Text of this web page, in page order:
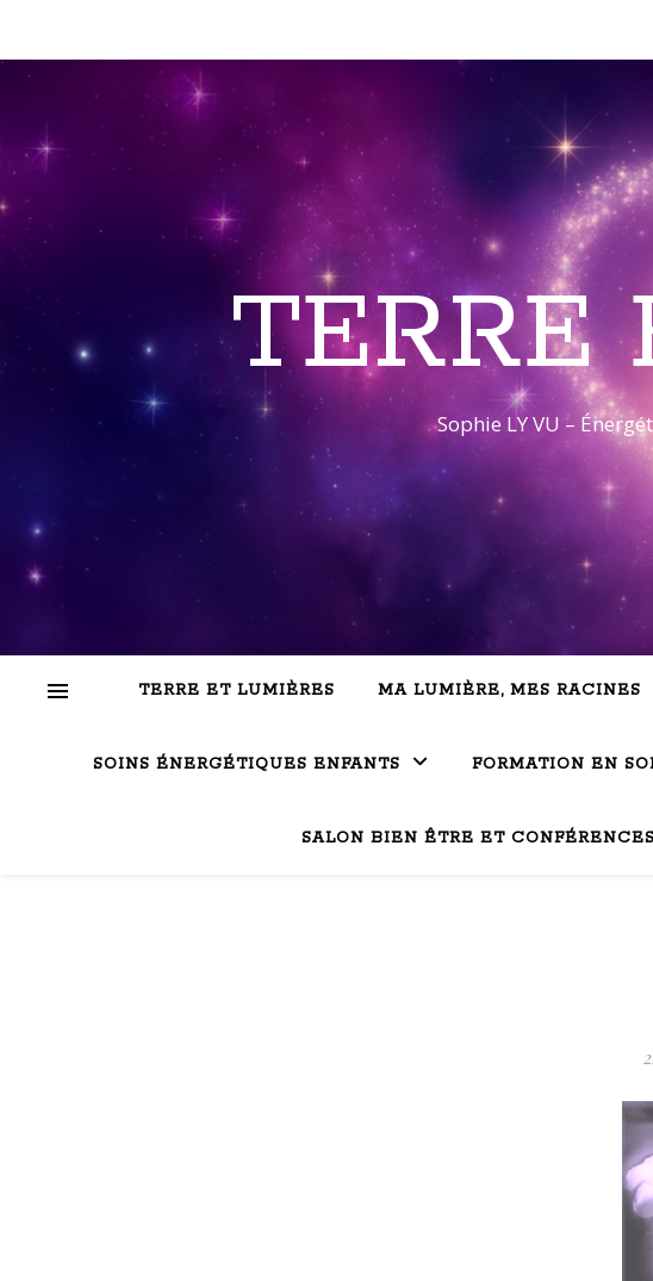
TERRE
Sophie LY VU –
TERRE ET LUMIÈRES MA LUMIÈRE, MES RACINES
SOINS ÉNERGÉTIQUES ENFANTS FORMATION EN
SALON BIEN ÊTRE ET